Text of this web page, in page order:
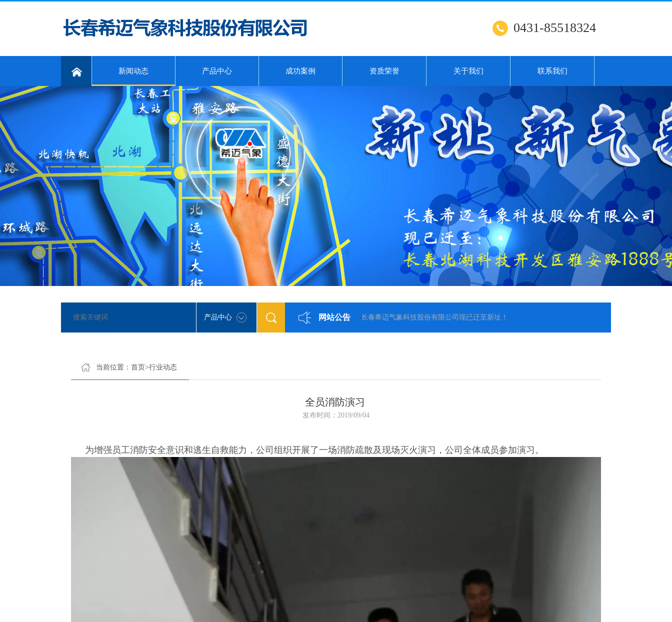
0431-85518324
新闻动态 产品中心 成功案例 资质荣誉 关于我们 联系我们
产品中心 网站公告
长春希迈气象科技股份有限公司现已迁至新址！
当前位置： 首页>行业动态
全员消防演习
发布时间：2019/09/04
为增强员工消防安全意识和逃生自救能力，公司组织开展了一场消防疏散及现场灭火演习，公司全体成员参加演习。